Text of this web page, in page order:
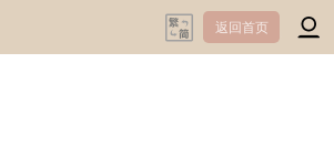
返回首页